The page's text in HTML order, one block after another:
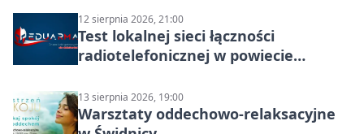
12 sierpnia 2026, 21:00
Test lokalnej sieci łączności
radiotelefonicznej w powiecie
13 sierpnia 2026, 19:00
Warsztaty oddechowo-relaksacyjne